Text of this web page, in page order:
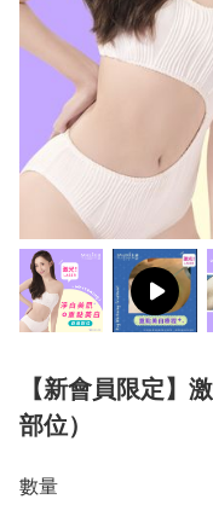
【新會員限定】
部位）
數量